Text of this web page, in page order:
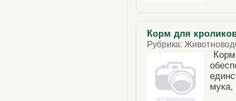
Корм для
Рубрика:
мука,